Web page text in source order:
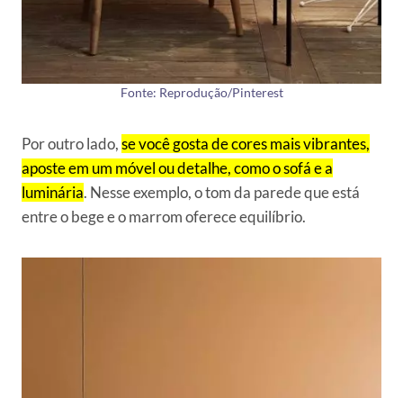
Fonte: Reprodução/Pinterest
Por outro lado,se você gosta de cores mais vibrantes,
aposte em um móvel ou detalhe, como o sofá e a
luminária. Nesse exemplo, o tom da parede que está
entre o bege e o marrom oferece equilíbrio.